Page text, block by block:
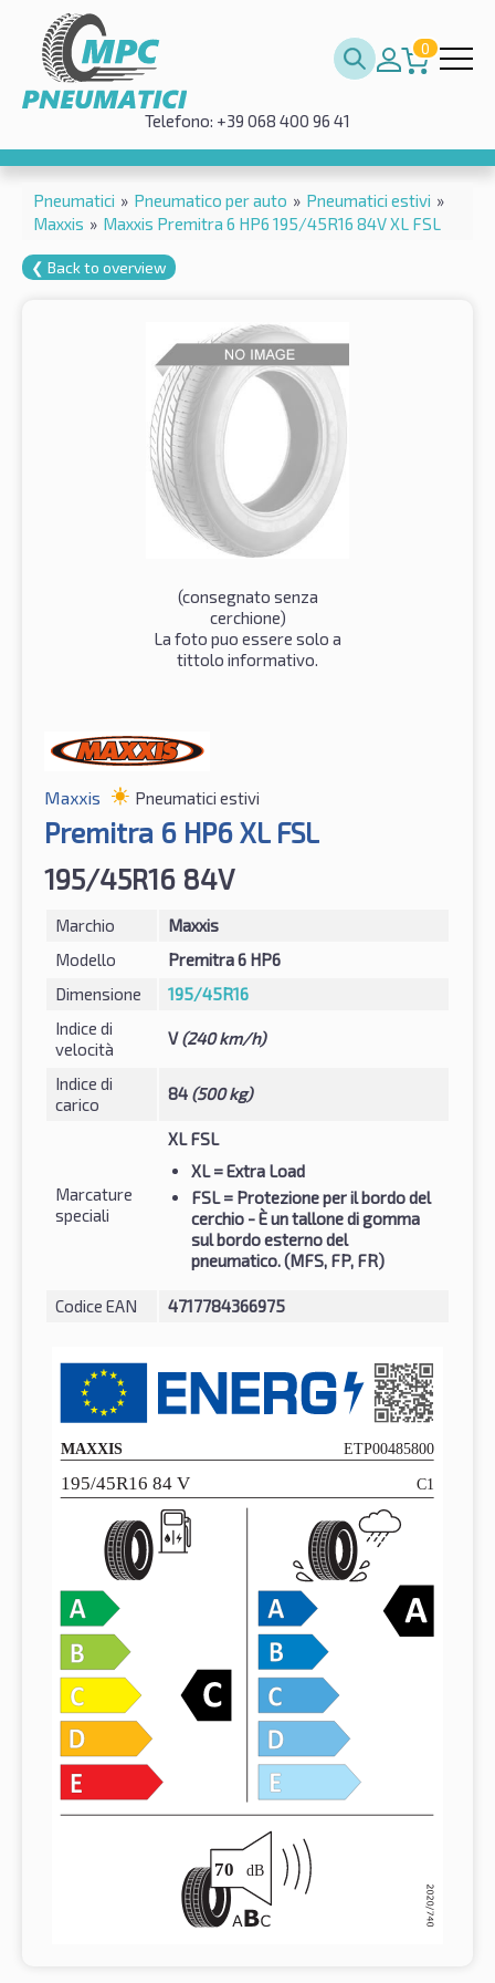
0
Telefono: +39 068 400 96 41
Pneumatici » Pneumatico per auto » Pneumatici estivi »
Maxxis » Maxxis Premitra 6 HP6 195/45R16 84V XL FSL
❮ Back to overview
(consegnato senza
cerchione)
La foto puo essere solo a
tittolo informativo.
Maxxis Pneumatici estivi
Premitra 6 HP6 XL FSL
195/45R16 84V
Marchio
Maxxis
Modello
Premitra 6 HP6
Dimensione
195/45R16
Indice di
velocità
V(240 km/h)
Indice di
carico
84 (500 kg)
Marcature
speciali
XL FSL
XL= Extra Load
FSL= Protezione per il bordo del
cerchio - È un tallone di gomma
sul bordo esterno del
pneumatico. (MFS, FP, FR)
Codice EAN 4717784366975